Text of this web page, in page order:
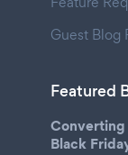
Guest Blog
Featured
Converting
Black